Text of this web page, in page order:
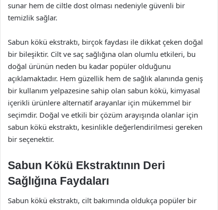
sunar hem de ciltle dost olması nedeniyle güvenli bir
temizlik sağlar.
Sabun kökü ekstraktı, birçok faydası ile dikkat çeken doğal
bir bileşiktir. Cilt ve saç sağlığına olan olumlu etkileri, bu
doğal ürünün neden bu kadar popüler olduğunu
açıklamaktadır. Hem güzellik hem de sağlık alanında geniş
bir kullanım yelpazesine sahip olan sabun kökü, kimyasal
içerikli ürünlere alternatif arayanlar için mükemmel bir
seçimdir. Doğal ve etkili bir çözüm arayışında olanlar için
sabun kökü ekstraktı, kesinlikle değerlendirilmesi gereken
bir seçenektir.
Sabun Kökü Ekstraktının Deri
Sağlığına Faydaları
Sabun kökü ekstraktı, cilt bakımında oldukça popüler bir